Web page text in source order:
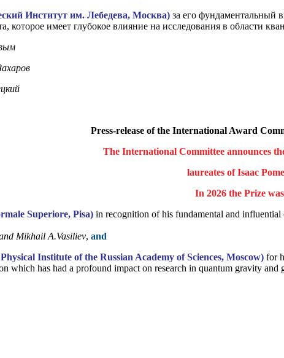
Институт им. Лебедева, Москва) за его фундаментальный
которое имеет глубокое влияние на исследования в области
Press-release of the International Award
The International Committee announces
laureates of Isaac
In 2026 the Prize
Superiore, Pisa) in recognition of his fundamental and
Mikhail A.Vasiliev, and
Institute of the Russian Academy of Sciences, Moscow) for
which has had a profound impact on research in quantum gravity and